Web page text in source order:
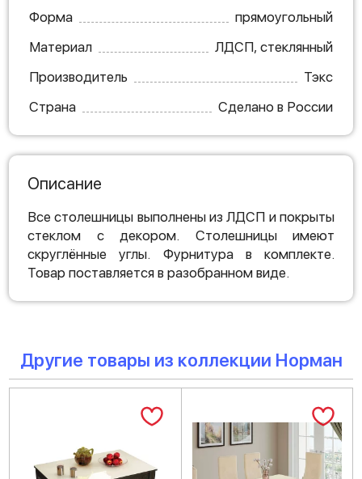
Форма
прямоугольный
Материал
ЛДСП, стеклянный
Производитель
Тэкс
Страна
Сделано в России
Описание
Все столешницы выполнены из ЛДСП и покрыты
стеклом с декором. Столешницы имеют
скруглённые углы. Фурнитура в комплекте.
Товар поставляется в разобранном виде.
Другие товары из коллекции Норман